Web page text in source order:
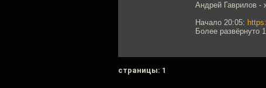
Андрей Гаврилов -
Начало 20:05:
Более развёрнуто
cтраницы: 1